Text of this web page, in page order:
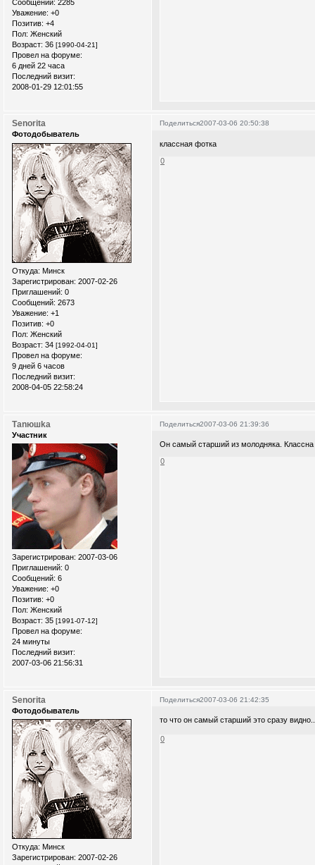
Сообщений: 2285
Уважение: +0
Позитив: +4
Пол: Женский
Возраст: 36 [1990-04-21]
Провел на форуме:
6 дней 22 часа
Последний визит:
2008-01-29 12:01:55
Поделиться2007-03-06 20:50:38
Senorita
Фотодобыватель
Откуда: Минск
Зарегистрирован: 2007-02-26
Приглашений: 0
Сообщений: 2673
Уважение: +1
Позитив: +0
Пол: Женский
Возраст: 34 [1992-04-01]
Провел на форуме:
9 дней 6 часов
Последний визит:
2008-04-05 22:58:24
классная фотка
0
Поделиться2007-03-06 21:39:36
Таnюшka
Участник
Зарегистрирован: 2007-03-06
Приглашений: 0
Сообщений: 6
Уважение: +0
Позитив: +0
Пол: Женский
Возраст: 35 [1991-07-12]
Провел на форуме:
24 минуты
Последний визит:
2007-03-06 21:56:31
Он самый старший из молодняка. Классна
0
Поделиться2007-03-06 21:42:35
Senorita
Фотодобыватель
Откуда: Минск
Зарегистрирован: 2007-02-26
то что он самый старший это сразу
0